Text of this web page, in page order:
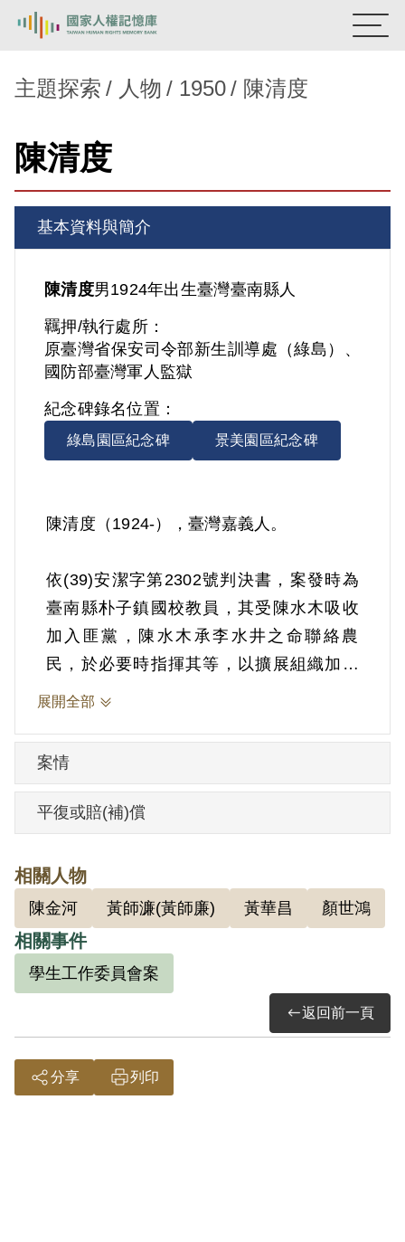
新生訓導處
主題探索
背景知識
關於我們
意見信箱
主題探索 人物 1950 陳清度
陳清度
基本資料與簡介
陳清度男1924年出生臺灣臺南縣人
羈押/執行處所：
原臺灣省保安司令部新生訓導處（綠島）、
國防部臺灣軍人監獄
紀念碑錄名位置：
綠島園區紀念碑 景美園區紀念碑
陳清度（1924-），臺灣嘉義人。
依(39)安潔字第2302號判決書，案發時為
臺南縣朴子鎮國校教員，其受陳水木吸收
加入匪黨，陳水木承李水井之命聯絡農
民，於必要時指揮其等，以擴展組織加強
學習。1950年6月1日被羈押。1950年經臺
1962年5月31日刑期結束，刑滿後撥交勞動
場所強制工作。1964年6月5日開釋。
2000年9月經第1屆第5次臨時董事會審核通
過予以補償。補償理由為原判決認定其與
謝培元、黃玉坤、葉傳樺、王乃信、顏世
鴻、葉金柱、紀經俊、黃華昌、邱世權、
陳金火、陳金河、林慧哲、邱媽寅等14人
參加叛亂組織之依據，僅有同案被告間之
供證相符，此外別無其他具體事證。且就
組織之性質及內容並未再予調查，故認本
展開全部
案情
平復或賠(補)償
相關人物
陳金河 黃師濂(黃師廉) 黃華昌 顏世鴻
相關事件
學生工作委員會案
返回前一頁
分享 列印